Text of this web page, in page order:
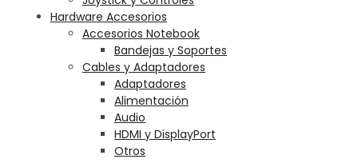
Hardware Accesorios
Accesorios Notebook
Bandejas y Soportes
Cables y Adaptadores
Adaptadores
Alimentación
Audio
HDMI y DisplayPort
Otros